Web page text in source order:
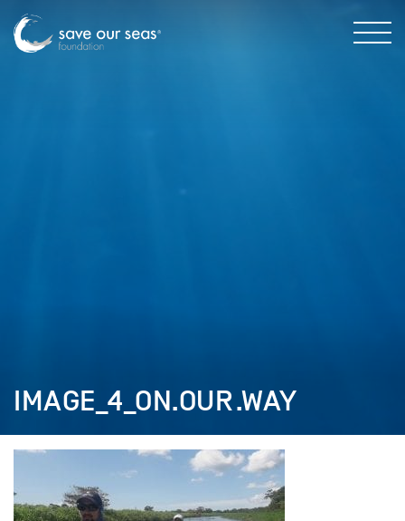
IMAGE_4_ON.OUR.WAY